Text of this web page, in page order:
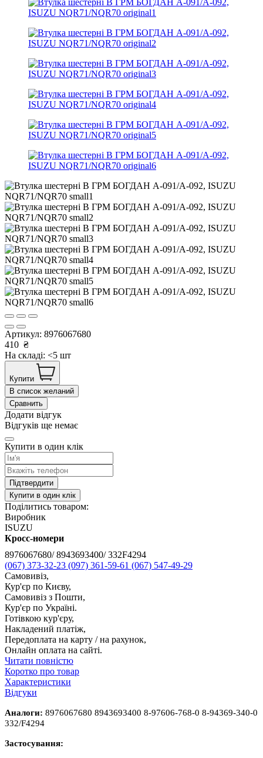
Артикул: 8976067680
410 ₴
На складі: <5 шт
Купити
В список желаний
Сравнить
Додати відгук
Відгуків ще немає
Купити в один клік
Підтвердити
Купити в один клік
Поділитись товаром:
Виробник
ISUZU
Кросс-номери
8976067680/ 8943693400/ 332F4294
(067) 373-32-23 (097) 361-59-61 (067) 547-49-29
Самовивіз,
Кур'єр по Києву,
Самовивіз з Пошти,
Кур'єр по Україні.
Готівкою кур'єру,
Накладений платіж,
Передоплата на карту / на рахунок,
Онлайн оплата на сайті.
Читати повністю
Коротко про товар
Характеристики
Відгуки
Аналоги: 8976067680 8943693400 8-97606-768-0 8-94369-340-0
332/F4294
Застосування: